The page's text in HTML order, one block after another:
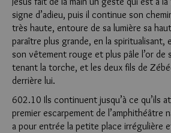
signe d’adieu, puis il continue son
très haute, entoure de sa lumière sa
paraître plus grande, en la spiritualisant,
son vêtement rouge et plus pâle l’or de
tenant la torche, et les deux fils de
derrière lui.
602.10 Ils continuent jusqu’à ce qu’ils
premier escarpement de l’amphithéâtre
a pour entrée la petite place irrégulière